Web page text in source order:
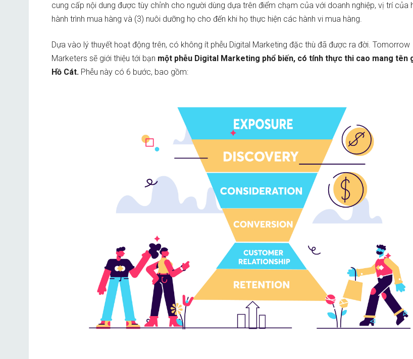
cung cấp nội dung được tùy chỉnh cho người dùng dựa trên điểm chạm của với doanh nghiệp, vị trí của
hành trình mua hàng và (3) nuôi dưỡng họ cho đến khi họ thực hiện các hành vi mua hàng.
Dựa vào lý thuyết hoạt động trên, có không ít phễu Digital Marketing đặc thù đã được ra đời. Tomorrow
Marketers sẽ giới thiệu tới bạn một phễu Digital Marketing phổ biến, có tính thực thi cao mang tên
Hồ Cát. Phễu này có 6 bước, bao gồm: